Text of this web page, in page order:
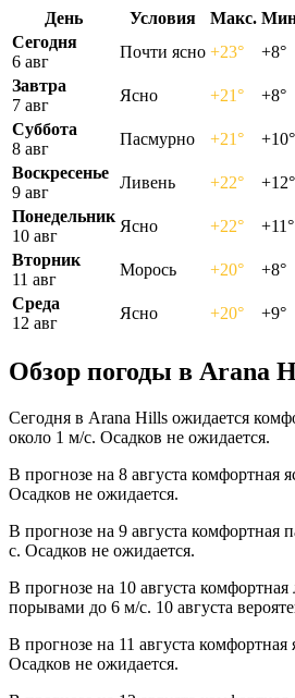
День Условия Макс.
Сегодня
6 авг
Почти ясно +23° +8°
Завтра
7 авг
Ясно +21° +8°
Суббота
8 авг
Пасмурно +21° +10°
Воскресенье
9 авг
Ливень +22° +12°
Понедельник
10 авг
Ясно +22° +11°
Вторник
11 авг
Морось +20° +8°
Среда
12 авг
Ясно +20° +9°
Обзор погоды в Arana
Сегодня в Arana Hills ожидается
около 1 м/с. Осадков не ожидается.
В прогнозе на 8 августа комфортная
Осадков не ожидается.
В прогнозе на 9 августа комфортная
с. Осадков не ожидается.
В прогнозе на 10 августа
порывами до 6 м/с. 10 августа
В прогнозе на 11 августа
Осадков не ожидается.